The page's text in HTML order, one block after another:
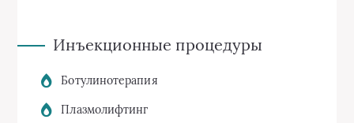
Инъекционные процедуры
Ботулинотерапия
Плазмолифтинг